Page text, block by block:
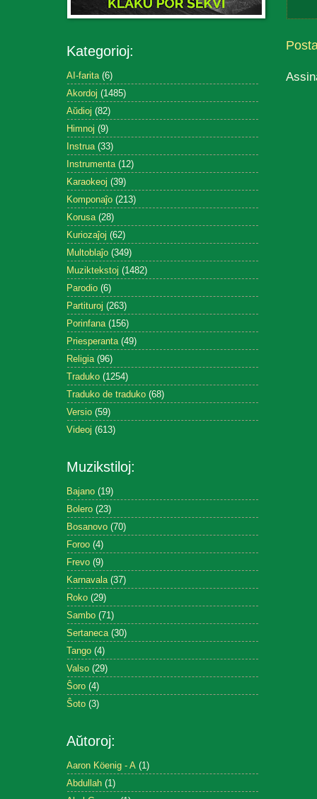
Kategorioj:
AI-farita (6)
Akordoj (1485)
Aŭdioj (82)
Himnoj (9)
Instrua (33)
Instrumenta (12)
Karaokeoj (39)
Komponaĵo (213)
Korusa (28)
Kuriozaĵoj (62)
Multoblaĵo (349)
Muziktekstoj (1482)
Parodio (6)
Partituroj (263)
Porinfana (156)
Priesperanta (49)
Religia (96)
Traduko (1254)
Traduko de traduko (68)
Versio (59)
Videoj (613)
Muzikstiloj:
Bajano (19)
Bolero (23)
Bosanovo (70)
Foroo (4)
Frevo (9)
Karnavala (37)
Roko (29)
Sambo (71)
Sertaneca (30)
Tango (4)
Valso (29)
Ŝoro (4)
Ŝoto (3)
Aŭtoroj:
Aaron Köenig - A (1)
Abdullah (1)